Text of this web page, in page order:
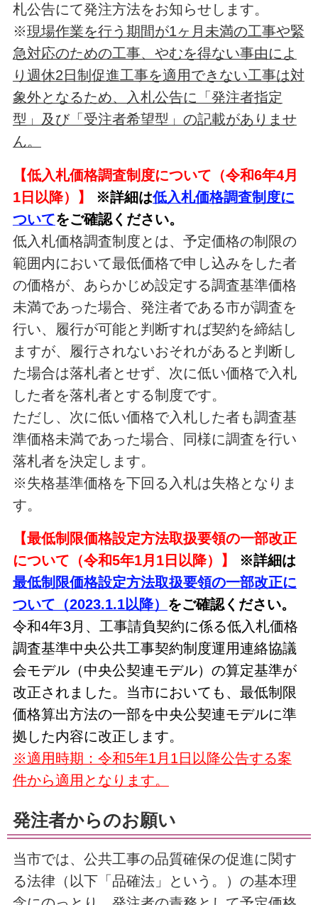
札公告にて発注方法をお知らせします。
※現場作業を行う期間が1ヶ月未満の工事や緊
急対応のための工事、やむを得ない事由によ
り週休2日制促進工事を適用できない工事は対
象外となるため、入札公告に「発注者指定
型」及び「受注者希望型」の記載がありませ
ん。
【低入札価格調査制度について（令和6年4月
1日以降）】
※詳細は低入札価格調査制度に
ついてをご確認ください。
低入札価格調査制度とは、予定価格の制限の
範囲内において最低価格で申し込みをした者
の価格が、あらかじめ設定する調査基準価格
未満であった場合、発注者である市が調査を
行い、履行が可能と判断すれば契約を締結し
ますが、履行されないおそれがあると判断し
た場合は落札者とせず、次に低い価格で入札
した者を落札者とする制度です。
ただし、次に低い価格で入札した者も調査基
準価格未満であった場合、同様に調査を行い
落札者を決定します。
※失格基準価格を下回る入札は失格となりま
す。
【最低制限価格設定方法取扱要領の一部改正
について（令和5年1月1日以降）】 ※詳細は
最低制限価格設定方法取扱要領の一部改正に
ついて（2023.1.1以降） をご確認ください。
令和4年3月、工事請負契約に係る低入札価格
調査基準中央公共工事契約制度運用連絡協議
会モデル（中央公契連モデル）の算定基準が
改正されました。当市においても、最低制限
価格算出方法の一部を中央公契連モデルに準
拠した内容に改正します。
※適用時期：令和5年1月1日以降公告する案
件から適用となります。
発注者からのお願い
当市では、公共工事の品質確保の促進に関す
る法律（以下「品確法」という。）の基本理